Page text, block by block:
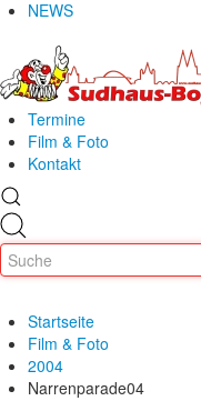
NEWS
Termine
Film & Foto
Kontakt
Startseite
Film & Foto
2004
Narrenparade04